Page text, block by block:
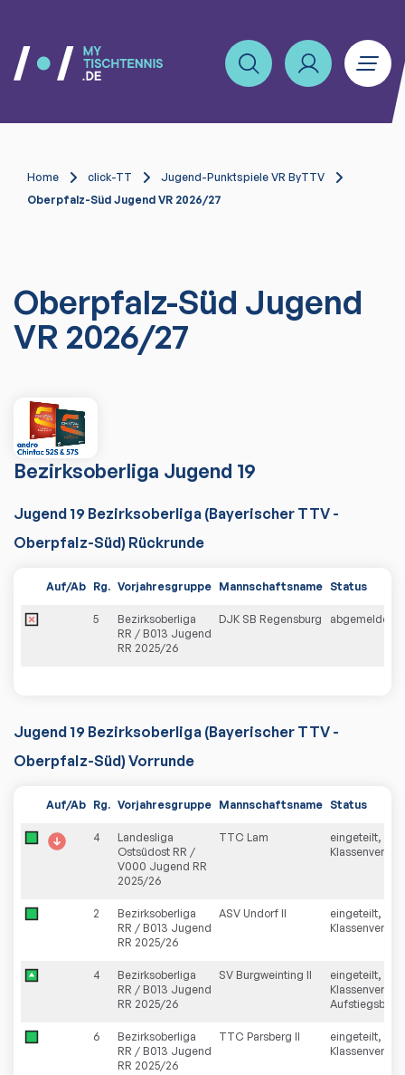
Home click-TT
Jugend-Punktspiele VR ByTTV
Oberpfalz-Süd Jugend VR 2026/27
Oberpfalz-Süd Jugend
VR 2026/27
Bezirksoberliga Jugend 19
Jugend 19 Bezirksoberliga (Bayerischer TTV -
Oberpfalz-Süd) Rückrunde
Auf/Ab Rg. Vorjahresgruppe Mannschaftsname Status
5
Bezirksoberliga
RR / B013 Jugend
RR 2025/26
DJK SB Regensburg abgemeldet
Jugend 19 Bezirksoberliga (Bayerischer TTV -
Oberpfalz-Süd) Vorrunde
Auf/Ab Rg. Vorjahresgruppe Mannschaftsname Status
4
Landesliga
Ostsüdost RR /
V000 Jugend RR
2025/26
TTC Lam
eingeteilt,
2
Bezirksoberliga
RR / B013 Jugend
RR 2025/26
ASV Undorf II
eingeteilt,
4
Bezirksoberliga
RR / B013 Jugend
RR 2025/26
SV Burgweinting II
eingeteilt,
6
Bezirksoberliga
RR / B013 Jugend
RR 2025/26
TTC Parsberg II
eingeteilt,